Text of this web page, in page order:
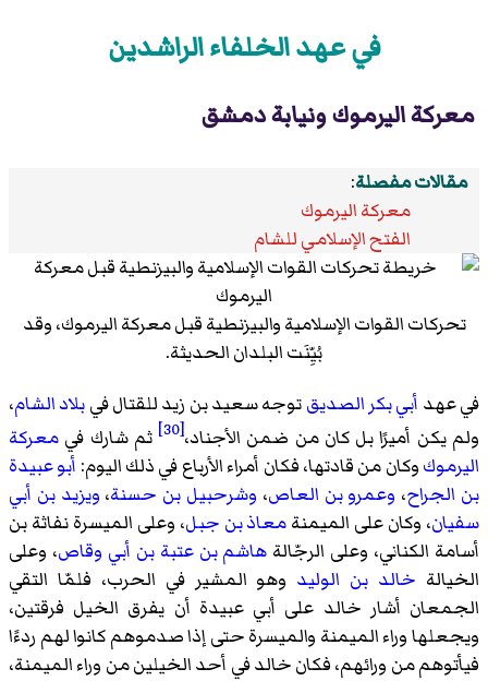
في عهد الخلفاء الراشدين
معركة اليرموك ونيابة دمشق
مقالات مفصلة:
معركة اليرموك
الفتح الإسلامي للشام
تحركات القوات الإسلامية والبيزنطية قبل معركة اليرموك، وقد
بُيِّنَت البلدان الحديثة.
في عهد أبي بكر الصديقتوجه سعيد بن زيد للقتال فيبلاد الشام،
ولم يكن أميرًا بل كان من ضمن الأجناد،[30] ثم شارك في معركة
اليرموكوكان من قادتها، فكان أمراء الأرباع في ذلك اليوم: أبو عبيدة
بن الجراح، وعمرو بن العاص، وشرحبيل بن حسنة، ويزيد بن أبي
سفيان، وكان على الميمنةمعاذ بن جبل، وعلى الميسرة نفاثة بن
أسامة الكناني، وعلى الرجّالة هاشم بن عتبة بن أبي وقاص، وعلى
الخيالة خالد بن الوليد وهو المشير في الحرب، فلمّا التقي
الجمعان أشار خالد على أبي عبيدة أن يفرق الخيل فرقتين،
ويجعلها وراء الميمنة والميسرة حتى إذا صدموهم كانوا لهم ردءًا
فيأتوهم من ورائهم، فكان خالد في أحد الخيلين من وراء الميمنة،